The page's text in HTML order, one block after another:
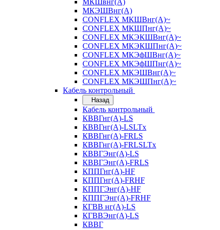
МКШвнг(А)
МКЭШВнг(А)
CONFLEX МКШВнг(А)~
CONFLEX МКШПнг(А)~
CONFLEX МКЭКШВнг(А)~
CONFLEX МКЭКШПнг(А)~
CONFLEX МКЭфШВнг(А)~
CONFLEX МКЭфШПнг(А)~
CONFLEX МКЭШВнг(А)~
CONFLEX МКЭШПнг(А)~
Кабель контрольный
Назад
Кабель контрольный
КВВГнг(А)-LS
КВВГнг(А)-LSLTx
КВВГнг(А)-FRLS
КВВГнг(А)-FRLSLTx
КВВГЭнг(А)-LS
КВВГЭнг(А)-FRLS
КППГнг(А)-HF
КППГнг(А)-FRHF
КППГЭнг(А)-HF
КППГЭнг(А)-FRHF
КГВВ нг(А)-LS
КГВВЭнг(А)-LS
КВВГ